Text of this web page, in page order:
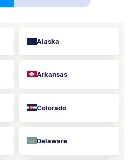
Alaska
Arkansas
Colorado
Delaware